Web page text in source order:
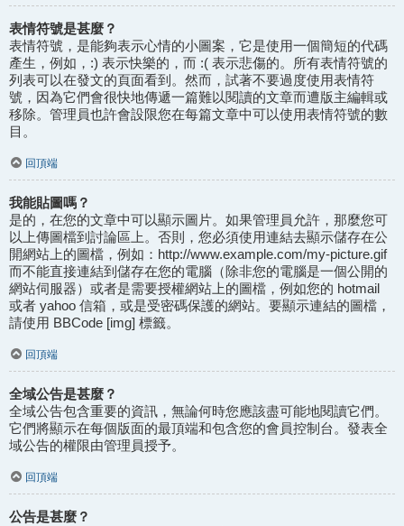
表情符號是甚麼？
表情符號，是能夠表示心情的小圖案，它是使用一個簡短的代碼
產生，例如，:) 表示快樂的，而 :( 表示悲傷的。所有表情符號的
列表可以在發文的頁面看到。然而，試著不要過度使用表情符
號，因為它們會很快地傳遞一篇難以閱讀的文章而遭版主編輯或
移除。管理員也許會設限您在每篇文章中可以使用表情符號的數
目。
回頂端
我能貼圖嗎？
是的，在您的文章中可以顯示圖片。如果管理員允許，那麼您可
以上傳圖檔到討論區上。否則，您必須使用連結去顯示儲存在公
開網站上的圖檔，例如：http://www.example.com/my-picture.gif
而不能直接連結到儲存在您的電腦（除非您的電腦是一個公開的
網站伺服器）或者是需要授權網站上的圖檔，例如您的 hotmail
或者 yahoo 信箱，或是受密碼保護的網站。要顯示連結的圖檔，
請使用 BBCode [img] 標籤。
回頂端
全域公告是甚麼？
全域公告包含重要的資訊，無論何時您應該盡可能地閱讀它們。
它們將顯示在每個版面的最頂端和包含您的會員控制台。發表全
域公告的權限由管理員授予。
回頂端
公告是甚麼？